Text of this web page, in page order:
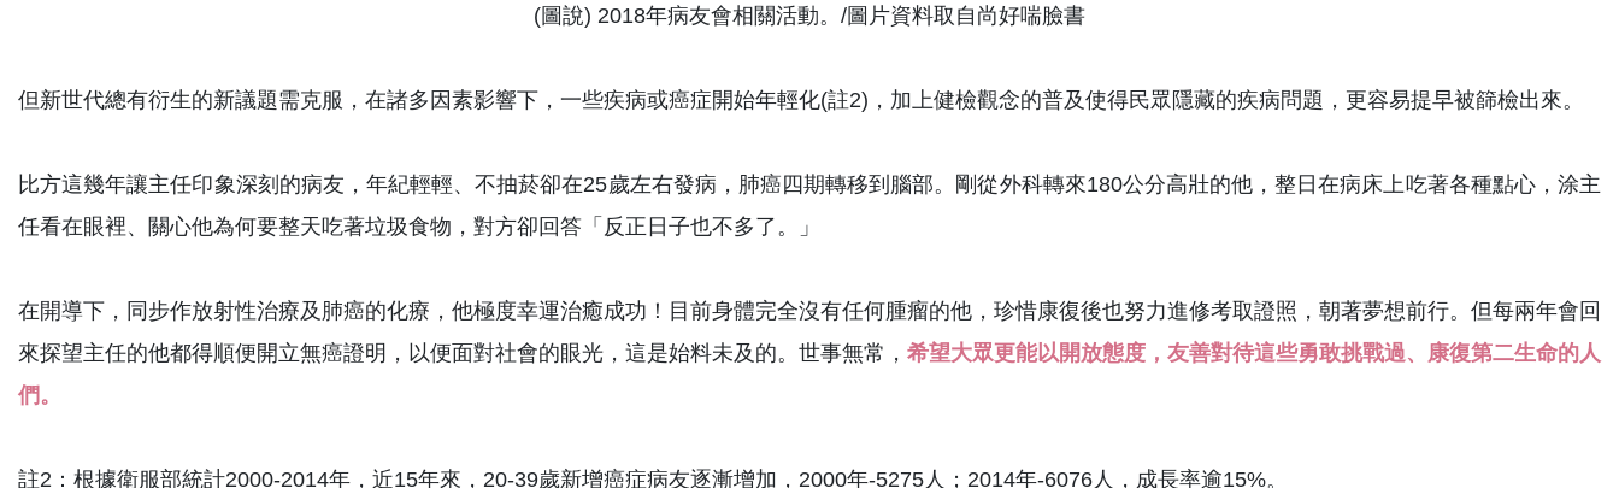
(圖說) 2018年病友會相關活動。/圖片資料取自尚好喘臉書
但新世代總有衍生的新議題需克服，在諸多因素影響下，一些疾病或癌症開始年輕化(註2)，加上健檢觀念的普及使得民眾隱藏的疾病問題，更容易提早被篩檢出來。
比方這幾年讓主任印象深刻的病友，年紀輕輕、不抽菸卻在25歲左右發病，肺癌四期轉移到腦部。剛從外科轉來180公分高壯的他，整日在病床上吃著各種點心，涂主
任看在眼裡、關心他為何要整天吃著垃圾食物，對方卻回答「反正日子也不多了。」
在開導下，同步作放射性治療及肺癌的化療，他極度幸運治癒成功！目前身體完全沒有任何腫瘤的他，珍惜康復後也努力進修考取證照，朝著夢想前行。但每兩年會回
來探望主任的他都得順便開立無癌證明，以便面對社會的眼光，這是始料未及的。世事無常， 希望大眾更能以開放態度，友善對待這些勇敢挑戰過、康復第二生命的人
們。
註2：根據衛服部統計2000-2014年，近15年來，20-39歲新增癌症病友逐漸增加，2000年-5275人；2014年-6076人，成長率逾15%。